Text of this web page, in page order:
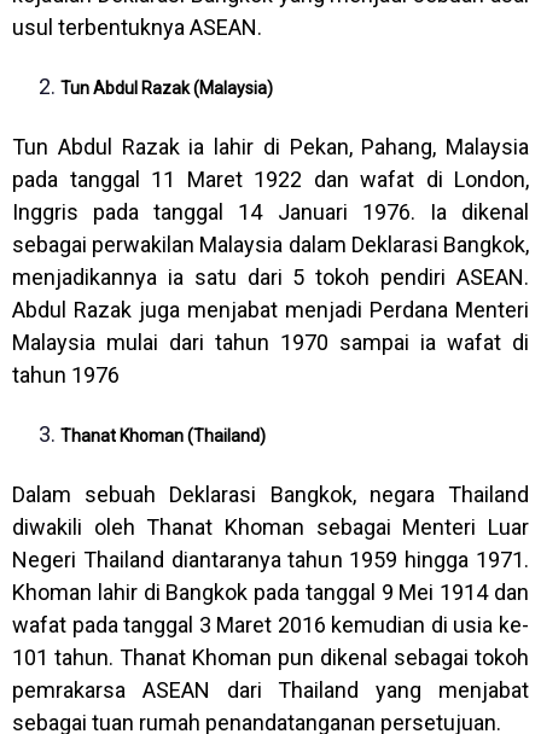
usul terbentuknya ASEAN.
Tun Abdul Razak (Malaysia)
Tun Abdul Razak ia lahir di Pekan, Pahang, Malaysia
pada tanggal 11 Maret 1922 dan wafat di London,
Inggris pada tanggal 14 Januari 1976. Ia dikenal
sebagai perwakilan Malaysia dalam Deklarasi Bangkok,
menjadikannya ia satu dari 5 tokoh pendiri ASEAN.
Abdul Razak juga menjabat menjadi Perdana Menteri
Malaysia mulai dari tahun 1970 sampai ia wafat di
tahun 1976
Thanat Khoman (Thailand)
Dalam sebuah Deklarasi Bangkok, negara Thailand
diwakili oleh Thanat Khoman sebagai Menteri Luar
Negeri Thailand diantaranya tahun 1959 hingga 1971.
Khoman lahir di Bangkok pada tanggal 9 Mei 1914 dan
wafat pada tanggal 3 Maret 2016 kemudian di usia ke-
101 tahun. Thanat Khoman pun dikenal sebagai tokoh
pemrakarsa ASEAN dari Thailand yang menjabat
sebagai tuan rumah penandatanganan persetujuan.